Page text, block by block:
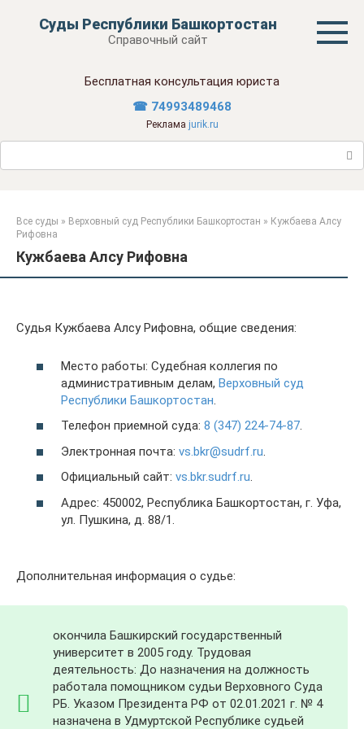
Суды Республики Башкортостан
Справочный сайт
Бесплатная консультация юриста
☎ 74993489468
Реклама jurik.ru
Поиск:
Все суды » Верховный суд Республики Башкортостан » Кужбаева Алсу
Рифовна
Кужбаева Алсу Рифовна
Судья Кужбаева Алсу Рифовна, общие сведения:
Место работы: Судебная коллегия по
административным делам, Верховный суд
Республики Башкортостан
Телефон приемной суда: 8 (347) 224-74-87.
Электронная почта: vs.bkr@sudrf.ru
Официальный сайт: vs.bkr.sudrf.ru.
Адрес: 450002, Республика Башкортостан, г. Уфа,
ул. Пушкина, д. 88/1.
Дополнительная информация о судье:
окончила Башкирский государственный
университет в 2005 году. Трудовая
деятельность: До назначения на должность
работала помощником судьи Верховного Суда
РБ. Указом Президента РФ от 02.01.2021 г. № 4
назначена в Удмуртской Республике судьей